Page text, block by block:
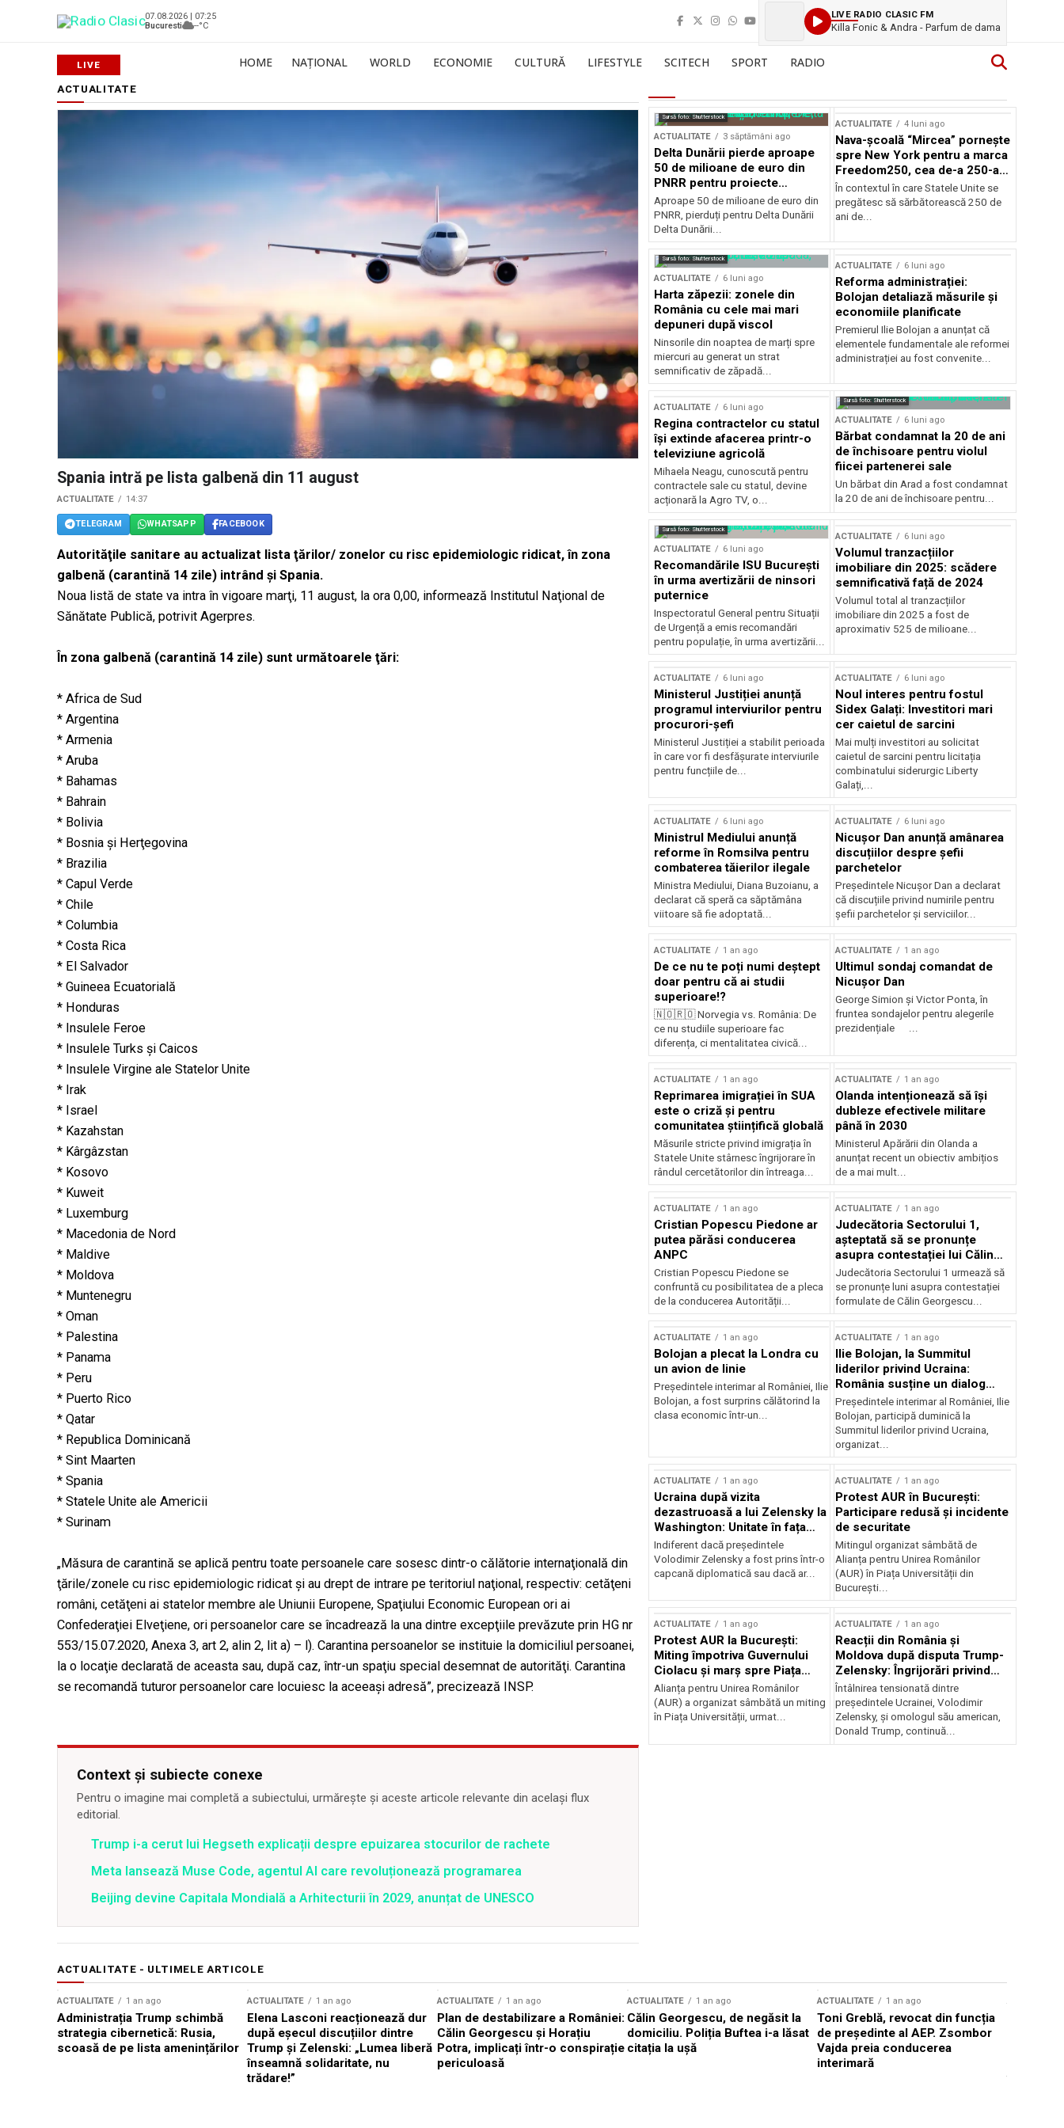
07.08.2026 | 07:25
Bucuresti
--°C
LIVE RADIO CLASIC FM
Killa Fonic & Andra - Parfum de dama
HOME NAȚIONAL WORLD ECONOMIE CULTURĂ LIFESTYLE SCITECH SPORT RADIO
ACTUALITATE
Spania intră pe lista galbenă din 11 august
ACTUALITATE 14:37
TELEGRAM WHATSAPP FACEBOOK
Autorităţile sanitare au actualizat lista ţărilor/ zonelor cu risc epidemiologic ridicat, în zona
galbenă (carantină 14 zile) intrând şi Spania.
Noua listă de state va intra în vigoare marţi, 11 august, la ora 0,00, informează Institutul Naţional de
Sănătate Publică, potrivit Agerpres.
În zona galbenă (carantină 14 zile) sunt următoarele ţări:
* Africa de Sud
* Argentina
* Armenia
* Aruba
* Bahamas
* Bahrain
* Bolivia
* Bosnia şi Herţegovina
* Brazilia
* Capul Verde
* Chile
* Columbia
* Costa Rica
* El Salvador
* Guineea Ecuatorială
* Honduras
* Insulele Feroe
* Insulele Turks şi Caicos
* Insulele Virgine ale Statelor Unite
* Irak
* Israel
* Kazahstan
* Kârgâzstan
* Kosovo
* Kuweit
* Luxemburg
* Macedonia de Nord
* Maldive
* Moldova
* Muntenegru
* Oman
* Palestina
* Panama
* Peru
* Puerto Rico
* Qatar
* Republica Dominicană
* Sint Maarten
* Spania
* Statele Unite ale Americii
* Surinam
„Măsura de carantină se aplică pentru toate persoanele care sosesc dintr-o călătorie internaţională din
ţările/zonele cu risc epidemiologic ridicat şi au drept de intrare pe teritoriul naţional, respectiv: cetăţeni
români, cetăţeni ai statelor membre ale Uniunii Europene, Spaţiului Economic European ori ai
Confederaţiei Elveţiene, ori persoanelor care se încadrează la una dintre excepţiile prevăzute prin HG nr
553/15.07.2020, Anexa 3, art 2, alin 2, lit a) – l). Carantina persoanelor se instituie la domiciliul persoanei,
la o locaţie declarată de aceasta sau, după caz, într-un spaţiu special desemnat de autorităţi. Carantina
se recomandă tuturor persoanelor care locuiesc la aceeaşi adresă”, precizează INSP.
Context și subiecte conexe
Pentru o imagine mai completă a subiectului, urmărește și aceste articole relevante din același flux
editorial.
Trump i-a cerut lui Hegseth explicații despre epuizarea stocurilor de rachete
Meta lansează Muse Code, agentul AI care revoluționează programarea
Beijing devine Capitala Mondială a Arhitecturii în 2029, anunțat de UNESCO
Sursă foto: Shutterstock
ACTUALITATE 3 săptămâni ago
Delta Dunării pierde aproape
50 de milioane de euro din
PNRR pentru proiecte
esențiale
Aproape 50 de milioane de euro din
PNRR, pierduți pentru Delta Dunării
Delta Dunării...
ACTUALITATE 4 luni ago
Nava-școală “Mircea” pornește
spre New York pentru a marca
Freedom250, cea de-a 250-a
aniversare a Statelor Unite
În contextul în care Statele Unite se
pregătesc să sărbătorească 250 de
ani de...
Sursă foto: Shutterstock
ACTUALITATE 6 luni ago
Harta zăpezii: zonele din
România cu cele mai mari
depuneri după viscol
Ninsorile din noaptea de marți spre
miercuri au generat un strat
semnificativ de zăpadă...
ACTUALITATE 6 luni ago
Reforma administrației:
Bolojan detaliază măsurile și
economiile planificate
Premierul Ilie Bolojan a anunțat că
elementele fundamentale ale reformei
administrației au fost convenite...
ACTUALITATE 6 luni ago
Regina contractelor cu statul
își extinde afacerea printr-o
televiziune agricolă
Mihaela Neagu, cunoscută pentru
contractele sale cu statul, devine
acționară la Agro TV, o...
Sursă foto: Shutterstock
ACTUALITATE 6 luni ago
Bărbat condamnat la 20 de ani
de închisoare pentru violul
fiicei partenerei sale
Un bărbat din Arad a fost condamnat
la 20 de ani de închisoare pentru...
Sursă foto: Shutterstock
ACTUALITATE 6 luni ago
Recomandările ISU București
în urma avertizării de ninsori
puternice
Inspectoratul General pentru Situații
de Urgență a emis recomandări
pentru populație, în urma avertizării...
ACTUALITATE 6 luni ago
Volumul tranzacțiilor
imobiliare din 2025: scădere
semnificativă față de 2024
Volumul total al tranzacțiilor
imobiliare din 2025 a fost de
aproximativ 525 de milioane...
ACTUALITATE 6 luni ago
Ministerul Justiției anunță
programul interviurilor pentru
procurori-șefi
Ministerul Justiției a stabilit perioada
în care vor fi desfășurate interviurile
pentru funcțiile de...
ACTUALITATE 6 luni ago
Noul interes pentru fostul
Sidex Galați: Investitori mari
cer caietul de sarcini
Mai mulți investitori au solicitat
caietul de sarcini pentru licitația
combinatului siderurgic Liberty
Galați,...
ACTUALITATE 6 luni ago
Ministrul Mediului anunță
reforme în Romsilva pentru
combaterea tăierilor ilegale
Ministra Mediului, Diana Buzoianu, a
declarat că speră ca săptămâna
viitoare să fie adoptată...
ACTUALITATE 6 luni ago
Nicușor Dan anunță amânarea
discuțiilor despre șefii
parchetelor
Președintele Nicușor Dan a declarat
că discuțiile privind numirile pentru
șefii parchetelor și serviciilor...
ACTUALITATE 1 an ago
De ce nu te poți numi deștept
doar pentru că ai studii
superioare!?
🇳🇴🇷🇴 Norvegia vs. România: De
ce nu studiile superioare fac
diferența, ci mentalitatea civică...
ACTUALITATE 1 an ago
Ultimul sondaj comandat de
Nicușor Dan
George Simion și Victor Ponta, în
fruntea sondajelor pentru alegerile
prezidențiale ...
ACTUALITATE 1 an ago
Reprimarea imigrației în SUA
este o criză și pentru
comunitatea științifică globală
Măsurile stricte privind imigrația în
Statele Unite stârnesc îngrijorare în
rândul cercetătorilor din întreaga...
ACTUALITATE 1 an ago
Olanda intenționează să își
dubleze efectivele militare
până în 2030
Ministerul Apărării din Olanda a
anunțat recent un obiectiv ambițios
de a mai mult...
ACTUALITATE 1 an ago
Cristian Popescu Piedone ar
putea părăsi conducerea
ANPC
Cristian Popescu Piedone se
confruntă cu posibilitatea de a pleca
de la conducerea Autorității...
ACTUALITATE 1 an ago
Judecătoria Sectorului 1,
așteptată să se pronunțe
asupra contestației lui Călin
Georgescu privind controlul
judiciar
Judecătoria Sectorului 1 urmează să
se pronunțe luni asupra contestației
formulate de Călin Georgescu...
ACTUALITATE 1 an ago
Bolojan a plecat la Londra cu
un avion de linie
Președintele interimar al României, Ilie
Bolojan, a fost surprins călătorind la
clasa economic într-un...
ACTUALITATE 1 an ago
Ilie Bolojan, la Summitul
liderilor privind Ucraina:
România susține un dialog
transatlantic pentru securitate
și stabilitate
Președintele interimar al României, Ilie
Bolojan, participă duminică la
Summitul liderilor privind Ucraina,
organizat...
ACTUALITATE 1 an ago
Ucraina după vizita
dezastruoasă a lui Zelensky la
Washington: Unitate în fața
incertitudinii
Indiferent dacă președintele
Volodimir Zelensky a fost prins într-o
capcană diplomatică sau dacă ar...
ACTUALITATE 1 an ago
Protest AUR în București:
Participare redusă și incidente
de securitate
Mitingul organizat sâmbătă de
Alianța pentru Unirea Românilor
(AUR) în Piața Universității din
București...
ACTUALITATE 1 an ago
Protest AUR la București:
Miting împotriva Guvernului
Ciolacu și marș spre Piața
Victoriei
Alianța pentru Unirea Românilor
(AUR) a organizat sâmbătă un miting
în Piața Universității, urmat...
ACTUALITATE 1 an ago
Reacții din România și
Moldova după disputa Trump-
Zelensky: Îngrijorări privind
securitatea regională
Întâlnirea tensionată dintre
președintele Ucrainei, Volodimir
Zelensky, și omologul său american,
Donald Trump, continuă...
ACTUALITATE - ULTIMELE ARTICOLE
ACTUALITATE 1 an ago
Administrația Trump schimbă
strategia cibernetică: Rusia,
scoasă de pe lista amenințărilor
ACTUALITATE 1 an ago
Elena Lasconi reacționează dur
după eșecul discuțiilor dintre
Trump și Zelenski: „Lumea liberă
înseamnă solidaritate, nu
trădare!”
ACTUALITATE 1 an ago
Plan de destabilizare a României:
Călin Georgescu și Horațiu
Potra, implicați într-o conspirație
periculoasă
ACTUALITATE 1 an ago
Călin Georgescu, de negăsit la
domiciliu. Poliția Buftea i-a lăsat
citația la ușă
ACTUALITATE 1 an ago
Toni Greblă, revocat din funcția
de președinte al AEP. Zsombor
Vajda preia conducerea
interimară